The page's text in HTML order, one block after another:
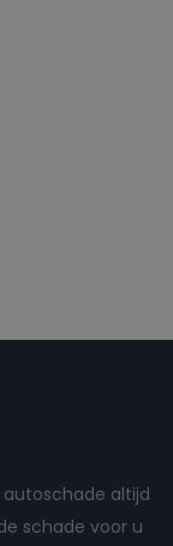
autoschade altijd
schade voor u